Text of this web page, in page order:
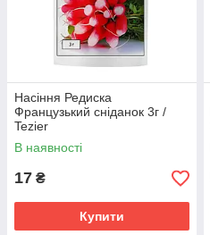
Насіння Редиска
Французький сніданок 3г /
Tezier
В наявності
17 ₴
Купити